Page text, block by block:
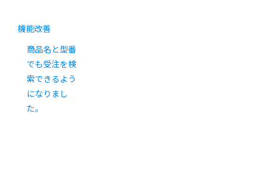
機能改善
商品名と型番
でも受注を検
索できるよう
になりまし
た。